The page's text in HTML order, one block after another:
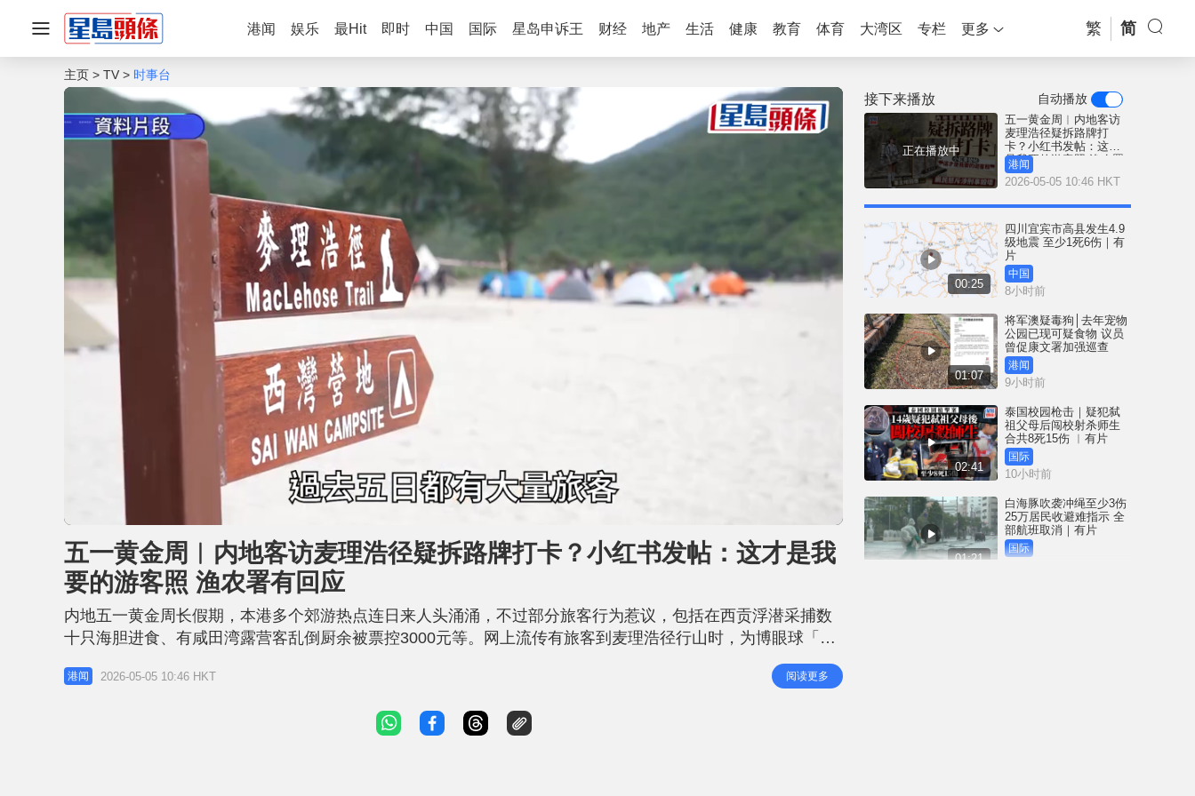
港闻 娱乐 最Hit 即时 中国 国际 星岛申诉王 财经 地产 生活 健康 教育 体育 大湾区 专栏 更多 繁 简
主页 TV 时事台
u
t
e
e
d
:
2
9
.
%
五一黄金周︱内地客访麦理浩径疑拆路牌打卡？小红书发帖：这才是我
要的游客照 渔农署有回应
内地五一黄金周长假期，本港多个郊游热点连日来人头涌涌，不过部分旅客行为惹议，包括在西贡浮潜采捕数
十只海胆进食、有咸田湾露营客乱倒厨余被票控3000元等。网上流传有旅客到麦理浩径行山时，为博眼球「打
卡」，怀疑把沿路的「麦理浩径」路牌拆下来，并双手抱着路牌拍照、并在小红书发帖分享，更在帖文配以
「这才是我要的游客照」字句。 事主小红书回应：牌子本身已掉下来 事件引起本港网民猛烈批评，指控其行为
港闻 2026-05-05 10:46 HKT 阅读更多
接下来播放 自动播放
正在播放中
五一黄金周︱内地客访
麦理浩径疑拆路牌打
卡？小红书发帖：这才
是我要的游客照 渔农署
有回应
港闻
2026-05-05 10:46 HKT
00:25
四川宜宾市高县发生4.9
级地震 至少1死6伤｜有
片
中国
8小时前
01:07
将军澳疑毒狗│去年宠物
公园已现可疑食物 议员
曾促康文署加强巡查
港闻
9小时前
02:41
泰国校园枪击｜疑犯弑
祖父母后闯校射杀师生
合共8死15伤 ︱有片
国际
10小时前
01:21
白海豚吹袭冲绳至少3伤
25万居民收避难指示 全
部航班取消｜有片
国际